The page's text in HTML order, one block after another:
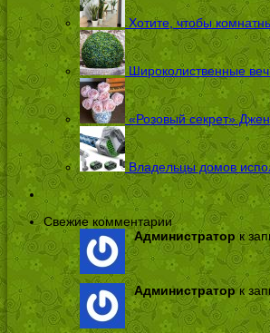
Хотите, чтобы
Широколиственные
«Розовый секрет»
Владельцы домов
Свежие комментарии
Администраторк
Администраторк